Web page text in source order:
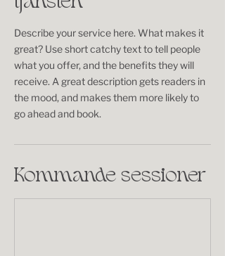
Describe your service here. What makes it
great? Use short catchy text to tell people
what you offer, and the benefits they will
receive. A great description gets readers in
the mood, and makes them more likely to
go ahead and book.
Kommande sessioner